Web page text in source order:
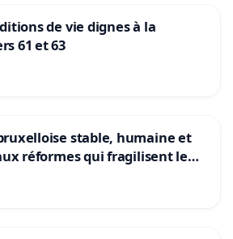
de vie dignes à la
61 et 63
stable, humaine et
réformes qui fragilisent le